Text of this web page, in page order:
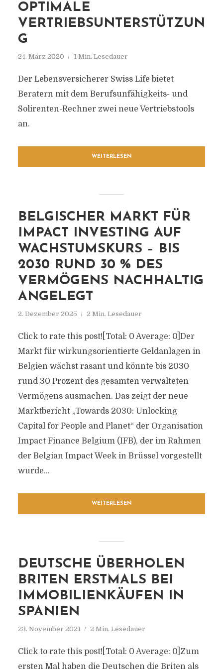
OPTIMALE
VERTRIEBSUNTERSTÜTZUN
G
24. März 2020 1 Min. Lesedauer
Der Lebensversicherer Swiss Life bietet
Beratern mit dem Berufsunfähigkeits- und
Solirenten-Rechner zwei neue Vertriebstools
an.
WEITERLESEN
BELGISCHER MARKT FÜR
IMPACT INVESTING AUF
WACHSTUMSKURS – BIS
2030 RUND 30 % DES
VERMÖGENS NACHHALTIG
ANGELEGT
2. Dezember 2025 2 Min. Lesedauer
Click to rate this post![Total: 0 Average: 0]Der
Markt für wirkungsorientierte Geldanlagen in
Belgien wächst rasant und könnte bis 2030
rund 30 Prozent des gesamten verwalteten
Vermögens ausmachen. Das zeigt der neue
Marktbericht „Towards 2030: Unlocking
Capital for People and Planet“ der Organisation
Impact Finance Belgium (IFB), der im Rahmen
der Belgian Impact Week in Brüssel vorgestellt
wurde...
WEITERLESEN
DEUTSCHE ÜBERHOLEN
BRITEN ERSTMALS BEI
IMMOBILIENKÄUFEN IN
SPANIEN
23. November 2021 2 Min. Lesedauer
Click to rate this post![Total: 0 Average: 0]Zum
ersten Mal haben die Deutschen die Briten als